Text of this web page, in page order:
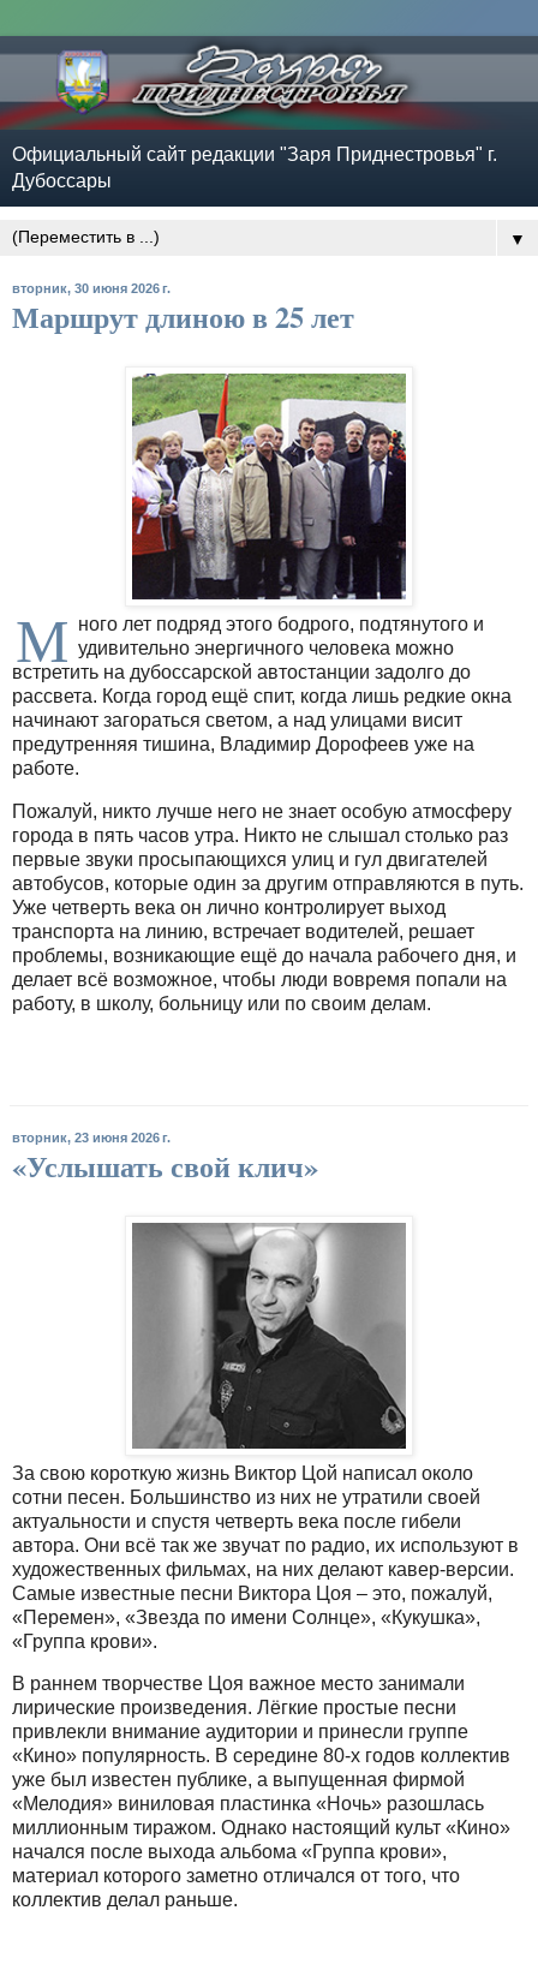
Официальный сайт редакции "Заря Приднестровья" г.
Дубоссары
▼
вторник, 30 июня 2026 г.
Маршрут длиною в 25 лет
М ного лет подряд этого бодрого, подтянутого и
удивительно энергичного человека можно
встретить на дубоссарской автостанции задолго до
рассвета. Когда город ещё спит, когда лишь редкие окна
начинают загораться светом, а над улицами висит
предутренняя тишина, Владимир Дорофеев уже на
работе.
Пожалуй, никто лучше него не знает особую атмосферу
города в пять часов утра. Никто не слышал столько раз
первые звуки просыпающихся улиц и гул двигателей
автобусов, которые один за другим отправляются в путь.
Уже четверть века он лично контролирует выход
транспорта на линию, встречает водителей, решает
проблемы, возникающие ещё до начала рабочего дня, и
делает всё возможное, чтобы люди вовремя попали на
работу, в школу, больницу или по своим делам.
вторник, 23 июня 2026 г.
«Услышать свой клич»
За свою короткую жизнь Виктор Цой написал около
сотни песен. Большинство из них не утратили своей
актуальности и спустя четверть века после гибели
автора. Они всё так же звучат по радио, их используют в
художественных фильмах, на них делают кавер-версии.
Самые известные песни Виктора Цоя – это, пожалуй,
«Перемен», «Звезда по имени Солнце», «Кукушка»,
«Группа крови».
В раннем творчестве Цоя важное место занимали
лирические произведения. Лёгкие простые песни
привлекли внимание аудитории и принесли группе
«Кино» популярность. В середине 80-х годов коллектив
уже был известен публике, а выпущенная фирмой
«Мелодия» виниловая пластинка «Ночь» разошлась
миллионным тиражом. Однако настоящий культ «Кино»
начался после выхода альбома «Группа крови»,
материал которого заметно отличался от того, что
коллектив делал раньше.